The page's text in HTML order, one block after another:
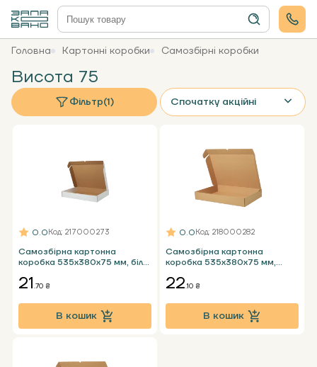
Головна Картонні коробки Самозбірні коробки
Висота 75
Фільтр(1) Спочатку акційні
Самозбірна картонна
коробка 535х380х75 мм, біла
0.0Код: 217000273
21.70 ₴
В кошик
Самозбірна картонна
коробка 535x380x75 мм,
0.0Код: 218000282
22.10 ₴
В кошик